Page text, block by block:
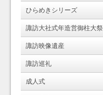
ひらめきシリーズ
諏訪大社式年造営御柱大祭
諏訪映像遺産
諏訪巡礼
成人式